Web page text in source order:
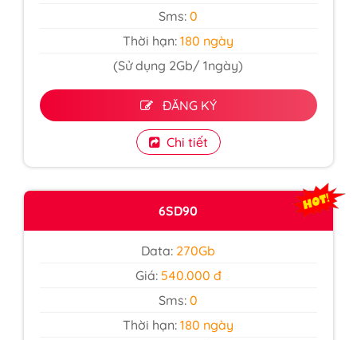
Sms:0
Thời hạn: 180 ngày
(Sử dụng 2Gb/ 1ngày)
ĐĂNG KÝ
Chi tiết
6SD90
Data: 270Gb
Giá: 540.000 đ
Sms:0
Thời hạn: 180 ngày